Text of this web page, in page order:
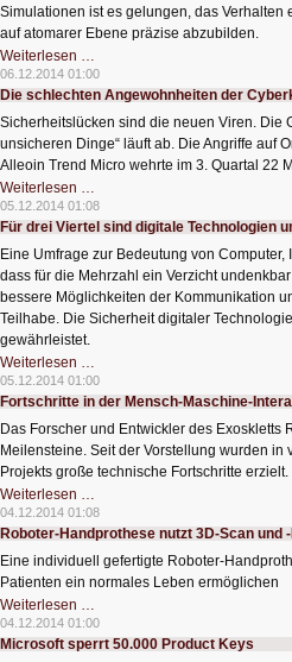
Simulationen ist es gelungen, das Verhalten
auf atomarer Ebene präzise abzubilden.
Weiterlesen …
gegen
Reibung
und
06.12.2014 01:00
Die schlechten Angewohnheiten der
Sicherheitslücken sind die neuen Viren. Die
unsicheren Dinge“ läuft ab. Die Angriffe auf
Alleoin Trend Micro wehrte im 3. Quartal 22
Weiterlesen …
schlechten
Angewohnheiten
der
05.12.2014 01:08
Für drei Viertel sind digitale Technologien
Eine Umfrage zur Bedeutung von
dass für die Mehrzahl ein Verzicht
bessere Möglichkeiten der Kommunikation
Teilhabe. Die Sicherheit digitaler
gewährleistet.
Weiterlesen …
drei
Viertel
sind
Technologien
unverzichtbar
05.12.2014 01:00
Fortschritte in der Mensch-Maschine-
Das Forscher und Entwickler des Exoskletts
Meilensteine. Seit der Vorstellung wurden
Projekts große technische Fortschritte erzielt.
Weiterlesen …
in
der
Mensch-
Interaktion
04.12.2014 01:08
Roboter-Handprothese nutzt 3D-Scan und
Eine individuell gefertigte Roboter-
Patienten ein normales Leben ermöglichen
Weiterlesen …
Handprothese
nutzt
3D-
04.12.2014 01:00
Microsoft sperrt 50.000 Product Keys